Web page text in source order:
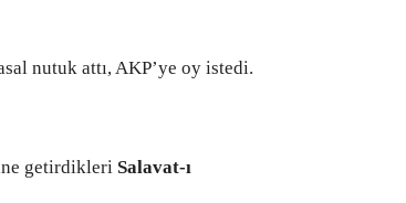
nutuk attı, AKP’ye oy istedi.
getirdikleri Salavat-ı